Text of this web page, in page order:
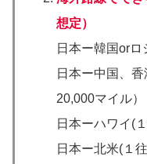
想定）
日本ー韓国orロ
日本ー中国、
20,000マイル）
日本ーハワイ(
日本ー北米(１